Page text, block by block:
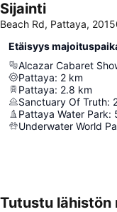
Sijainti
Beach Rd, Pattaya,
Etäisyys
Alcazar Cabaret
Pattaya: 2 km
Pattaya: 2.8 km
Sanctuary Of Truth:
Pattaya Water Park:
Underwater World
Tutustu